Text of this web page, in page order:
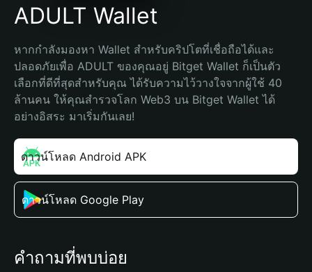
ADULT Wallet
หากกำลังมองหา Wallet สำหรับคริปโตที่เชื่อถือได้และ
ปลอดภัยเพื่อ ADULT ของคุณอยู่ Bitget Wallet ก็เป็นตัว
เลือกที่ดีที่สุดสำหรับคุณ ได้รับความไว้วางใจจากผู้ใช้ 40
ล้านคน ให้คุณสำรวจโลก Web3 บน Bitget Wallet ได้
อย่างอิสระ มาเริ่มกันเลย!
ดาวน์โหลด Android APK
ดาวน์โหลด Google Play
คำถามที่พบบ่อย